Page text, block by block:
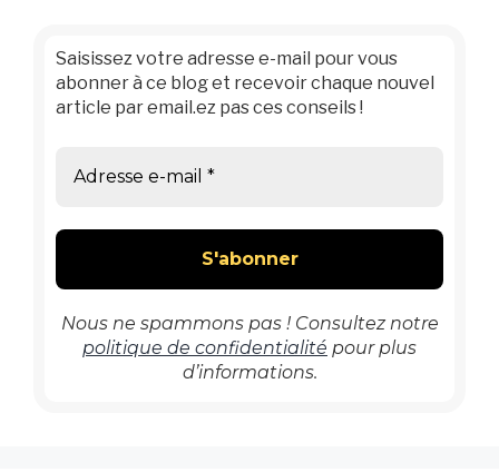
Saisissez votre adresse e-mail pour vous
abonner à ce blog et recevoir chaque nouvel
article par email.ez pas ces conseils !
Nous ne spammons pas ! Consultez notre
politique de confidentialité pour plus
d’informations.